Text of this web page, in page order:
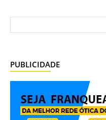
PUBLICIDADE